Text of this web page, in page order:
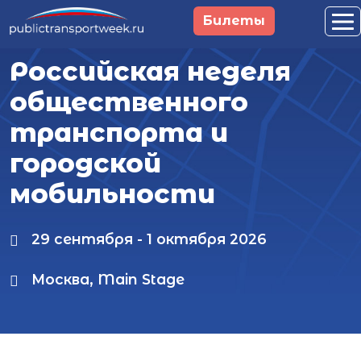
Перейти к основному содержанию
Билеты
Российская неделя
общественного
транспорта и
городской
мобильности
29 сентября - 1 октября 2026
Москва, Main Stage